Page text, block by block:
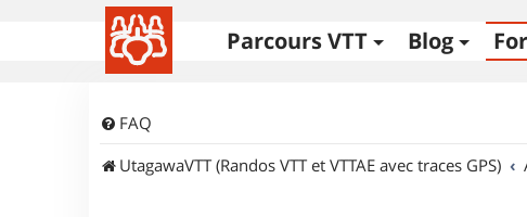
Parcours VTT Blog
FAQ
UtagawaVTT (Randos VTT et VTTAE avec traces GPS)